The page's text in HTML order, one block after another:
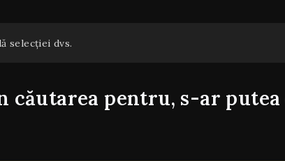
selecției dvs.
căutarea pentru, s-ar putea